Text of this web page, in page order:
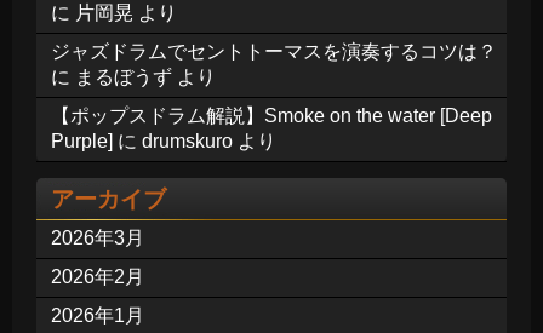
に 片岡晃 より
ジャズドラムでセントトーマスを演奏するコツは？
に まるぼうず より
【ポップスドラム解説】Smoke on the water [Deep
Purple] に drumskuro より
アーカイブ
2026年3月
2026年2月
2026年1月